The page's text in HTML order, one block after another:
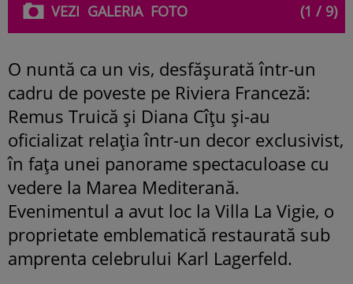
VEZI GALERIAFOTO (1 / 9)
O nuntă ca un vis, desfășurată într-un
cadru de poveste pe Riviera Franceză:
Remus Truică și Diana Cîțu și-au
oficializat relația într-un decor exclusivist,
în fața unei panorame spectaculoase cu
vedere la Marea Mediterană.
Evenimentul a avut loc la Villa La Vigie, o
proprietate emblematică restaurată sub
amprenta celebrului Karl Lagerfeld.